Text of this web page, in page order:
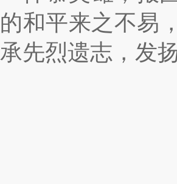
的和平来之不易
承先烈遗志，发